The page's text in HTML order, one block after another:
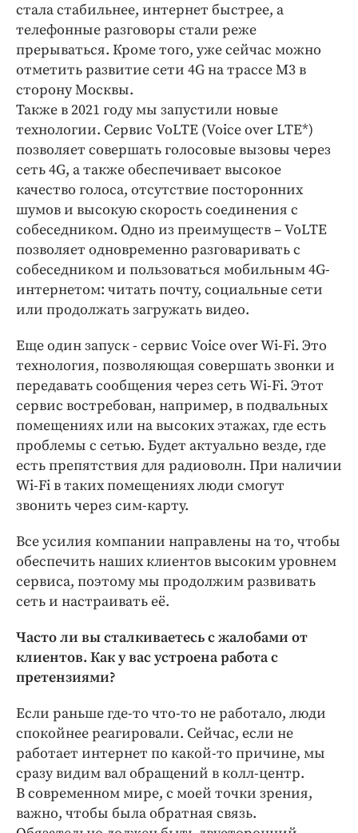
стала стабильнее, интернет быстрее, а
телефонные разговоры стали реже
прерываться. Кроме того, уже сейчас можно
отметить развитие сети 4G на трассе М3 в
сторону Москвы.
Также в 2021 году мы запустили новые
технологии. Сервис VoLTE (Voice over LTE*)
позволяет совершать голосовые вызовы через
сеть 4G, а также обеспечивает высокое
качество голоса, отсутствие посторонних
шумов и высокую скорость соединения с
собеседником. Одно из преимуществ – VoLTE
позволяет одновременно разговаривать с
собеседником и пользоваться мобильным 4G-
интернетом: читать почту, социальные сети
или продолжать загружать видео.
Еще один запуск - сервис Voice over Wi-Fi. Это
технология, позволяющая совершать звонки и
передавать сообщения через сеть Wi-Fi. Этот
сервис востребован, например, в подвальных
помещениях или на высоких этажах, где есть
проблемы с сетью. Будет актуально везде, где
есть препятствия для радиоволн. При наличии
Wi-Fi в таких помещениях люди смогут
звонить через сим-карту.
Все усилия компании направлены на то, чтобы
обеспечить наших клиентов высоким уровнем
сервиса, поэтому мы продолжим развивать
сеть и настраивать её.
Часто ли вы сталкиваетесь с жалобами от
клиентов. Как у вас устроена работа с
претензиями?
Если раньше где-то что-то не работало, люди
спокойнее реагировали. Сейчас, если не
работает интернет по какой-то причине, мы
сразу видим вал обращений в колл-центр.
В современном мире, с моей точки зрения,
важно, чтобы была обратная связь.